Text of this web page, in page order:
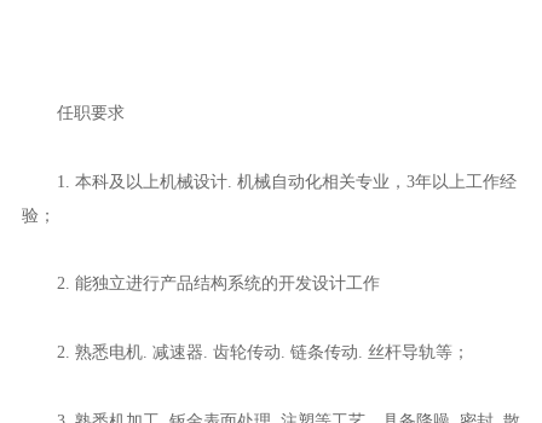
任职要求
1. 本科及以上机械设计. 机械自动化相关专业，3年以上工作经
验；
2. 能独立进行产品结构系统的开发设计工作
2. 熟悉电机. 减速器. 齿轮传动. 链条传动. 丝杆导轨等；